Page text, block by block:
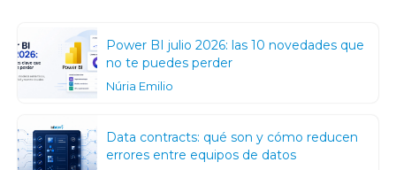
Power BI julio 2026: las 10 novedades que
no te puedes perder
Núria Emilio
Data contracts: qué son y cómo reducen
errores entre equipos de datos